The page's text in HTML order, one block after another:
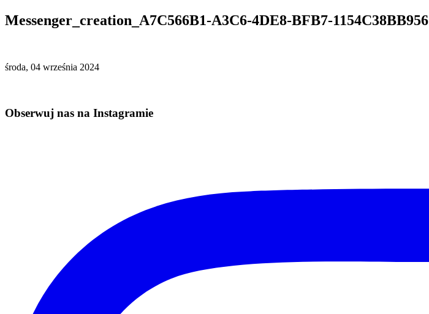
Messenger_creation_A7C566B1-A3C6-4DE8-BFB7-1154C38BB956
środa, 04 września 2024
Obserwuj nas na Instagramie